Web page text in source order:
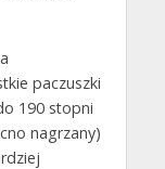
paczuszki
190 stopni
nagrzany)